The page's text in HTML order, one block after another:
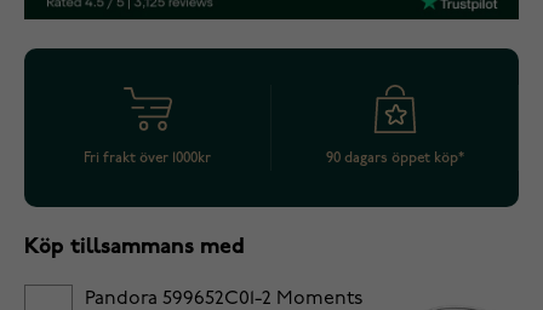
Fri frakt över 1000kr 90 dagars öppet köp*
Köp tillsammans med
Pandora 599652C01-2 Moments